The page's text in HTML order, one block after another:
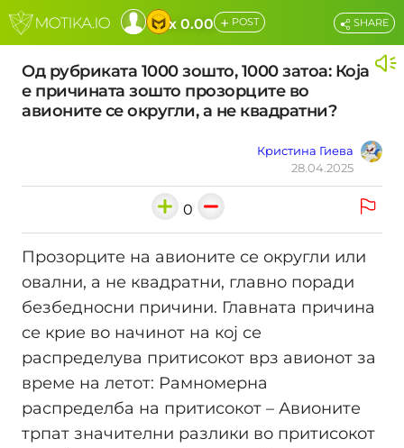
x 0.00 + POST
Од рубриката 1000 зошто, 1000 затоа: Која
е причината зошто прозорците во
авионите се округли, а не квадратни?
Кристина Гиева
28.04.2025
SHARE
0
Прозорците на авионите се округли или
овални, а не квадратни, главно поради
безбедносни причини. Главната причина
се крие во начинот на кој се
распределува притисокот врз авионот за
време на летот: Рамномерна
распределба на притисокот – Авионите
трпат значителни разлики во притисокот